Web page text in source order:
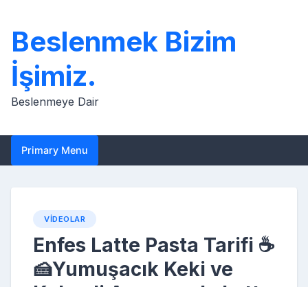
content
Beslenmek Bizim
İşimiz.
Beslenmeye Dair
Primary Menu
VIDEOLAR
Enfes Latte Pasta Tarifi ☕
🍰Yumuşacık Keki ve